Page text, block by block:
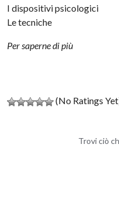
I dispositivi psicologici
Le tecniche
Per saperne di più
(No Ratings
Trovi ciò